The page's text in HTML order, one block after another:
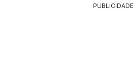
PUBLICIDADE